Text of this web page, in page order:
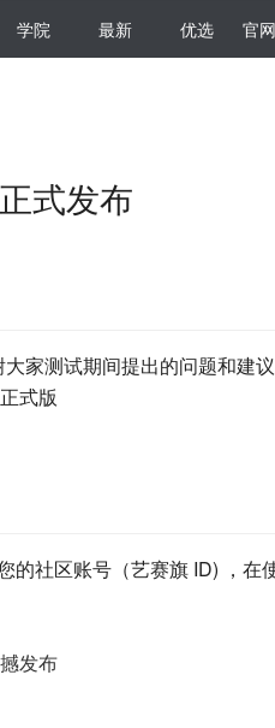
学院 最新 优选 官网
式发布
家测试期间提出的问题和建
式版
社区账号（艺赛旗 ID) ，在
发布